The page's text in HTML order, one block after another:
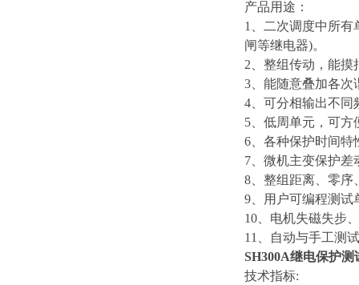
产品用途：
1、二次调度中所
闸等继电器)。
2、整组传动，能摸
3、能随意叠加各次
4、可分相输出不同
5、低周单元，可方
6、各种保护时间特
7、微机主变保护
8、整组距离、零序
9、用户可编程测试
10、电机失磁失步
11、自动与手工测
SH300A继电保护测
技术指标: